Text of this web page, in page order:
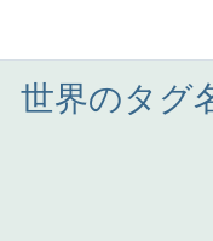
世界のタグ